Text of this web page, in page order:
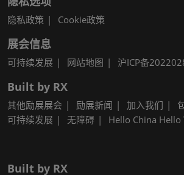
隐私政策 Cookie政策
展会信息
可持续发展 网站地图 沪ICP备
Built by RX
其他励展展会 励展新闻 加入我们
可持续发展
无障碍 Hello China Hello
Built by RX